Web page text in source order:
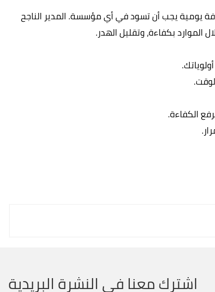
يومية يجب أن تسود في أي مؤسسة. المدير الناجح
بكفاءة، وتقليل الهدر.
الكفاءة.
اشترك معنا في النشرة البريدية